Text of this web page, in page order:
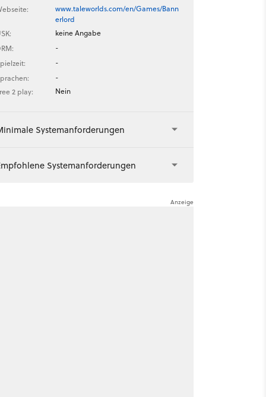
www.taleworlds.com/en/Games/Bann
erlord
keine Angabe
-
-
-
2 play:
Nein
Systemanforderungen
Systemanforderungen